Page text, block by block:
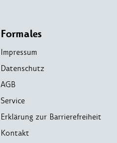
Formales
Impressum
Datenschutz
AGB
Service
Erklärung zur Barrierefreiheit
Kontakt